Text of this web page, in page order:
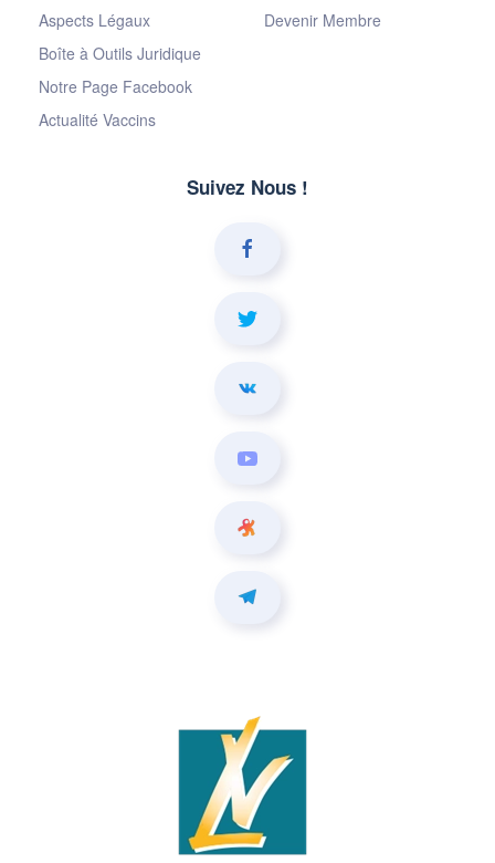
Aspects Légaux
Boîte à Outils Juridique
Notre Page Facebook
Actualité Vaccins
Devenir Membre
Suivez Nous !